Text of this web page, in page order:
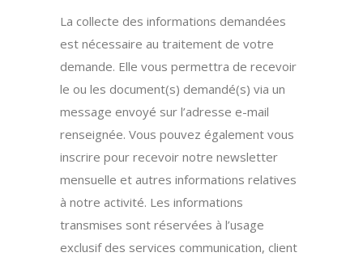
La collecte des informations demandées
est nécessaire au traitement de votre
demande. Elle vous permettra de recevoir
le ou les document(s) demandé(s) via un
message envoyé sur l’adresse e-mail
renseignée. Vous pouvez également vous
inscrire pour recevoir notre newsletter
mensuelle et autres informations relatives
à notre activité. Les informations
transmises sont réservées à l’usage
exclusif des services communication, client